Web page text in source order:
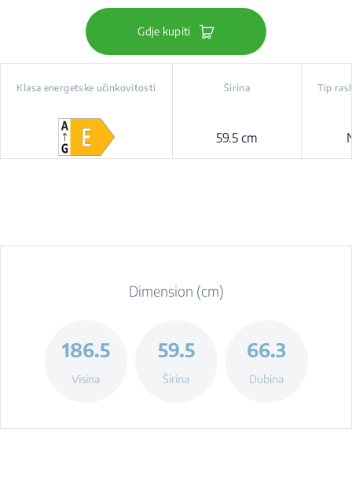
Gdje kupiti
Klasa energetske učinkovitosti Širina
59.5 cm
Tip
Dimension (cm)
186.5
Visina
59.5
Širina
66.3
Dubina